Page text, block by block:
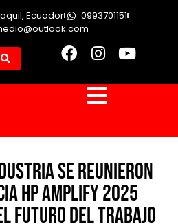
Ecuador
0993701151
se reunieron
HP Amplify 2025
futuro del trabajo